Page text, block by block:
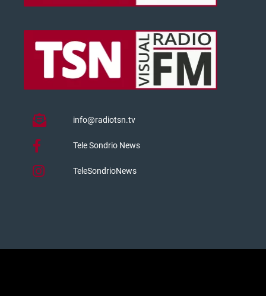
info@radiotsn.tv
Tele Sondrio News
TeleSondrioNews